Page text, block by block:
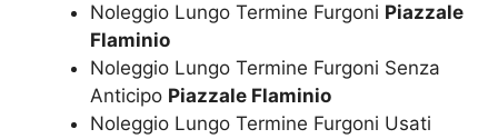
Noleggio Lungo Termine Furgoni Piazzale
Flaminio
Noleggio Lungo Termine Furgoni Senza
Anticipo Piazzale Flaminio
Noleggio Lungo Termine Furgoni Usati